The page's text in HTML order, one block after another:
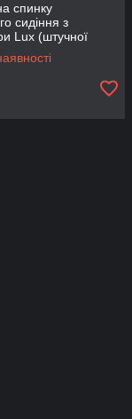
спинку
сидіння з
Lux (штучної
білі плоскі